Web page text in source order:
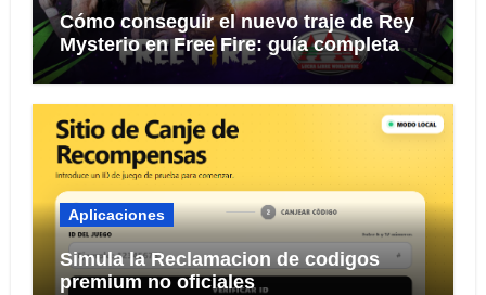
Cómo conseguir el nuevo traje de Rey
Mysterio en Free Fire: guía completa
del evento 2026
Aplicaciones
Simula la Reclamacion de codigos
premium no oficiales